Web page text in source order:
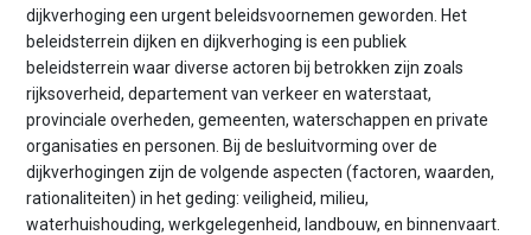
dijkverhoging een urgent beleidsvoornemen geworden. Het
beleidsterrein dijken en dijkverhoging is een publiek
beleidsterrein waar diverse actoren bij betrokken zijn zoals
rijksoverheid, departement van verkeer en waterstaat,
provinciale overheden, gemeenten, waterschappen en private
organisaties en personen. Bij de besluitvorming over de
dijkverhogingen zijn de volgende aspecten (factoren, waarden,
rationaliteiten) in het geding: veiligheid, milieu,
waterhuishouding, werkgelegenheid, landbouw, en binnenvaart.